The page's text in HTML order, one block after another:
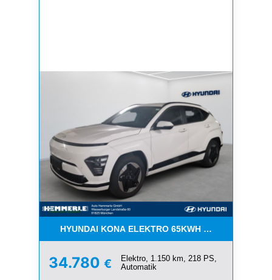
HYUNDAI KONA ELEKTRO 65KWH LED PDC
34.780 €
Elektro, 1.150 km, 218 PS,
Automatik